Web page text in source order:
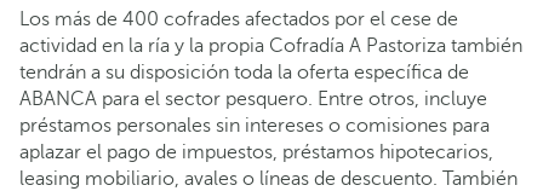
Los más de 400 cofrades afectados por el cese de
actividad en la ría y la propia Cofradía A Pastoriza también
tendrán a su disposición toda la oferta específica de
ABANCA para el sector pesquero. Entre otros, incluye
préstamos personales sin intereses o comisiones para
aplazar el pago de impuestos, préstamos hipotecarios,
leasing mobiliario, avales o líneas de descuento. También